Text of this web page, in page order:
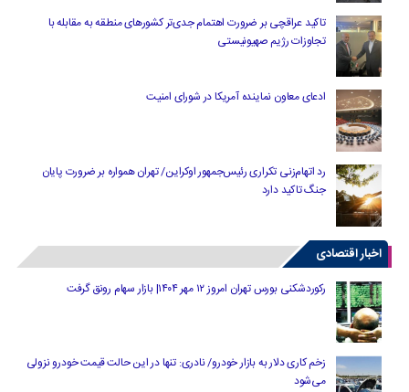
تاکید عراقچی بر ضرورت اهتمام جدی‌تر کشورهای منطقه به مقابله با
تجاوزات رژیم صهیونیستی
ادعای معاون نماینده آمریکا در شورای امنیت
رد اتهام‌زنی تکراری رئیس‌جمهور اوکراین/ تهران همواره بر ضرورت پایان
جنگ تاکید دارد
اخبار اقتصادی
رکوردشکنی بورس تهران امروز ۱۲ مهر ۱۴۰۴| بازار سهام رونق گرفت
زخم کاری دلار به بازار خودرو/ نادری: تنها در این حالت قیمت خودرو نزولی
می‌شود